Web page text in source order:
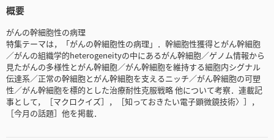
概要
がんの幹細胞性の病理
特集テーマは，「がんの幹細胞性の病理」．幹細胞性獲得とがん幹細胞
／がんの組織学的heterogeneityの中にあるがん幹細胞／ゲノム情報から
見たがんの多様性とがん幹細胞／がん幹細胞を維持する細胞内シグナル
伝達系／正常の幹細胞とがん幹細胞を支えるニッチ／がん幹細胞の可塑
性／がん幹細胞を標的とした治療耐性克服戦略 他について考察．連載記
事として，［マクロクイズ］，［知っておきたい電子顕微鏡技術〉］，
［今月の話題］他を掲載．